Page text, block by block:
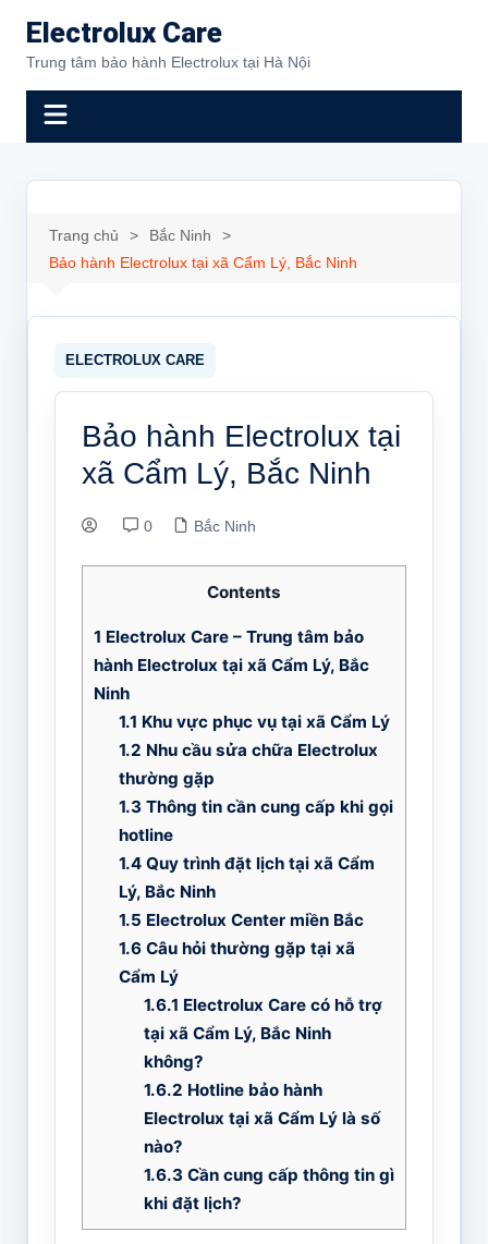
đến
phần
Electrolux Care
Trung tâm bảo hành Electrolux tại Hà Nội
Trang chủ
Bắc Ninh
Bảo hành Electrolux tại xã Cẩm Lý, Bắc Ninh
Bảo hành Electrolux tại
xã Cẩm Lý, Bắc Ninh
0 Bắc Ninh
Contents
1 Electrolux Care – Trung tâm bảo
hành Electrolux tại xã Cẩm Lý, Bắc
Ninh
1.1 Khu vực phục vụ tại xã Cẩm Lý
1.2 Nhu cầu sửa chữa Electrolux
thường gặp
1.3Thông tin cần cung cấp khi gọi
hotline
1.4Quy trình đặt lịch tại xã Cẩm
Lý, Bắc Ninh
1.5 Electrolux Center miền Bắc
1.6Câu hỏi thường gặp tại xã
Cẩm Lý
1.6.1 Electrolux Care có hỗ trợ
tại xã Cẩm Lý, Bắc Ninh
không?
1.6.2 Hotline bảo hành
Electrolux tại xã Cẩm Lý là số
nào?
1.6.3Cần cung cấp thông tin gì
khi đặt lịch?